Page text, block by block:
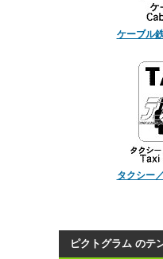
ケーブル
タクシー
ピクトグラム のテ